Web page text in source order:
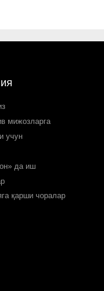
мижозларга
учун
да иш
қарши чоралар